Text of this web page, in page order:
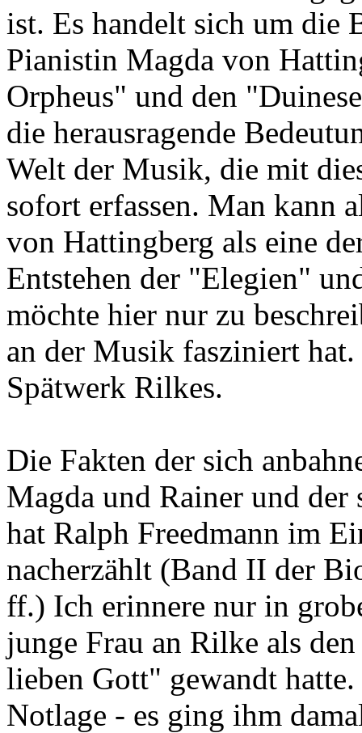
ist. Es handelt sich um die
Pianistin Magda von
Orpheus" und den
die herausragende
Welt der Musik, die mit
sofort erfassen. Man kann
von Hattingberg als eine
Entstehen der "Elegien"
möchte hier nur zu
an der Musik fasziniert
Spätwerk Rilkes.
Die Fakten der sich
Magda und Rainer und der
hat Ralph Freedmann im
nacherzählt (Band II der
ff.) Ich erinnere nur in
junge Frau an Rilke als
lieben Gott" gewandt
Notlage - es ging ihm